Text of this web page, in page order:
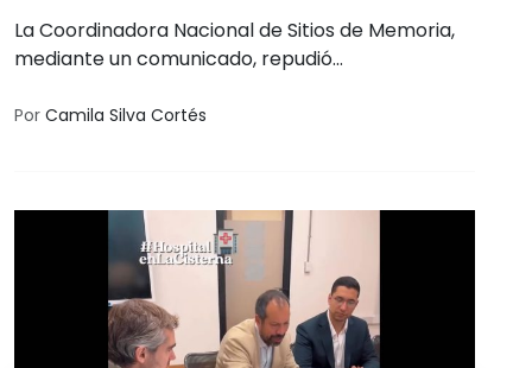
La Coordinadora Nacional de Sitios de Memoria,
mediante un comunicado, repudió
este 11 de septiembre en el Teatro Municipal de
Por Camila Silva Cortés